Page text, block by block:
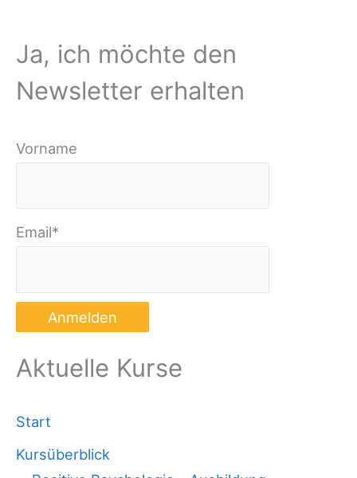
Ja, ich möchte den
Newsletter erhalten
Vorname
Email*
Aktuelle Kurse
Start
Kursüberblick